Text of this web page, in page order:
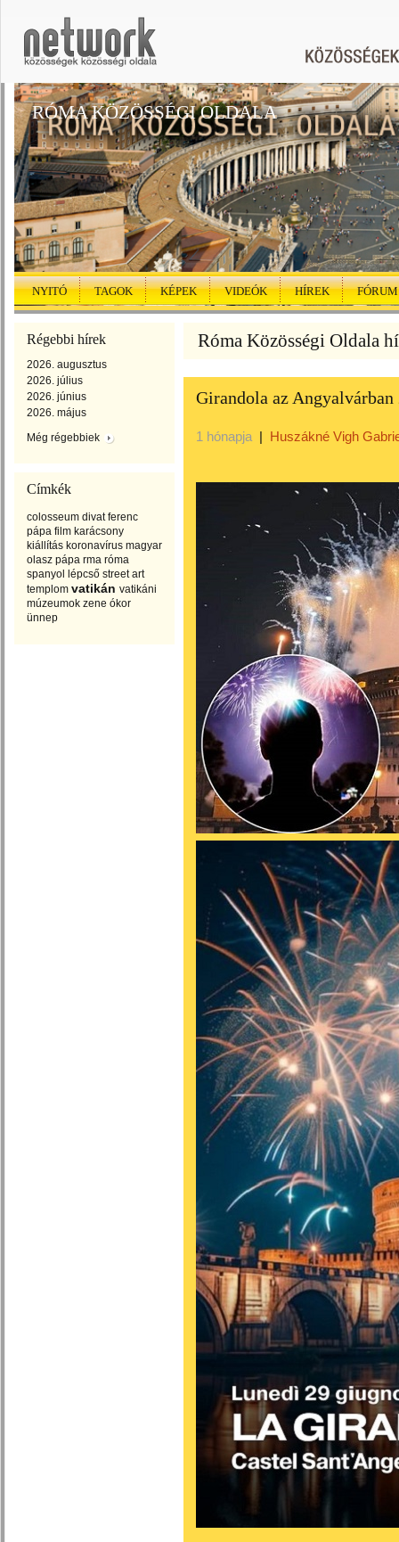
RÓMA KÖZÖSSÉGI OLDALA
NYITÓ TAGOK KÉPEK VIDEÓK HÍREK FÓRUM
Régebbi hírek
2026. augusztus
2026. július
2026. június
2026. május
Még régebbiek
Címkék
colosseum divat ferenc
pápa film karácsony
kiállítás koronavírus magyar
olasz pápa rma róma
spanyol lépcső street art
templom vatikán vatikáni
múzeumok zene ókor
ünnep
Róma Közösségi Oldala
Girandola az Angyalvárban
1 hónapja | Huszákné Vigh